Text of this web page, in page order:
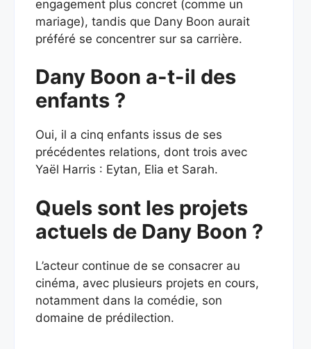
engagement plus concret (comme un
mariage), tandis que Dany Boon aurait
préféré se concentrer sur sa carrière.
Dany Boon a-t-il des
enfants ?
Oui, il a cinq enfants issus de ses
précédentes relations, dont trois avec
Yaël Harris : Eytan, Elia et Sarah.
Quels sont les projets
actuels de Dany Boon ?
L’acteur continue de se consacrer au
cinéma, avec plusieurs projets en cours,
notamment dans la comédie, son
domaine de prédilection.